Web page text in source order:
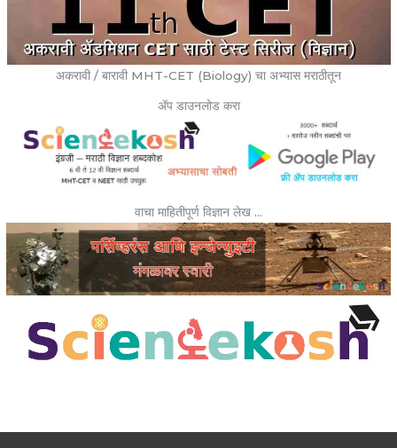
अकरावी / बारावी MHT-CET (Biology) चा अभ्यास मराठीतून
ॲप डाउनलोड करा
वाचा माहितीपूर्ण विज्ञान लेख …